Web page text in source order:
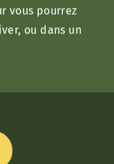
vous pourrez
ou dans un